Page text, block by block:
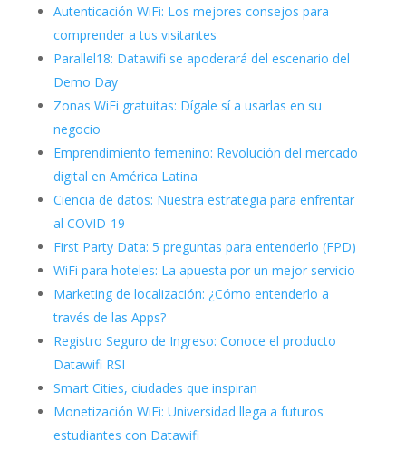
Autenticación WiFi: Los mejores consejos para
comprender a tus visitantes
Parallel18: Datawifi se apoderará del escenario del
Demo Day
Zonas WiFi gratuitas: Dígale sí a usarlas en su
negocio
Emprendimiento femenino: Revolución del mercado
digital en América Latina
Ciencia de datos: Nuestra estrategia para enfrentar
al COVID-19
First Party Data: 5 preguntas para entenderlo (FPD)
WiFi para hoteles: La apuesta por un mejor servicio
Marketing de localización: ¿Cómo entenderlo a
través de las Apps?
Registro Seguro de Ingreso: Conoce el producto
Datawifi RSI
Smart Cities, ciudades que inspiran
Monetización WiFi: Universidad llega a futuros
estudiantes con Datawifi